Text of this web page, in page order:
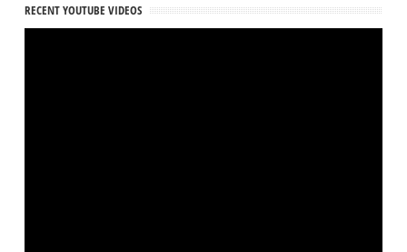
RECENT YOUTUBE VIDEOS